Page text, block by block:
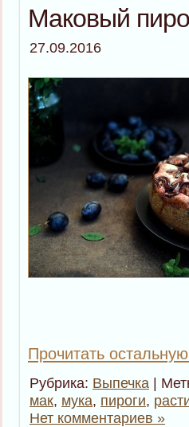
Маковый
27.09.2016
Прочитать
Рубрика: Выпечка |
мак, мука, пироги,
Нет комментариев »